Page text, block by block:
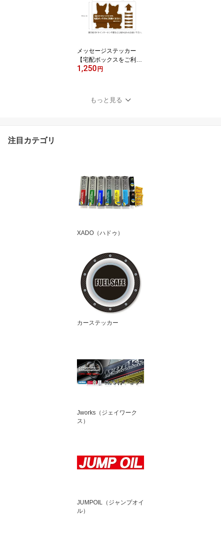
ク セキュリティシール
セキュリティステッカー
防犯シール ダミー 防犯
ステッカー 監視カメラス
中
メッセージステッカー
【宅配ボックスをご利用
ください。】配送業者の
ステッカーです。
1,250 円
もっと見る
注目カテゴリ
XADO（ハドゥ）
カーステッカー
Jworks（ジェイワーク
ス）
JUMPOIL（ジャンプオイ
ル）